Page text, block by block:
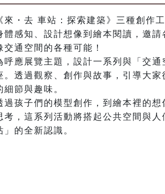
來・去 車站：探索建築》三種創作
體感知、設計想像到繪本閱讀，邀
交通空間的各種可能！
呼應展覽主題，設計一系列與「交
。透過觀察、創作與故事，引導大
細節與趣味。
過孩子們的模型創作，到繪本裡的
考，這系列活動將搭起公共空間與